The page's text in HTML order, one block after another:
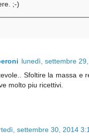
;-)
lunedì, settembre
Sfoltire la massa e
molto piu ricettivi.
settembre 30, 2014